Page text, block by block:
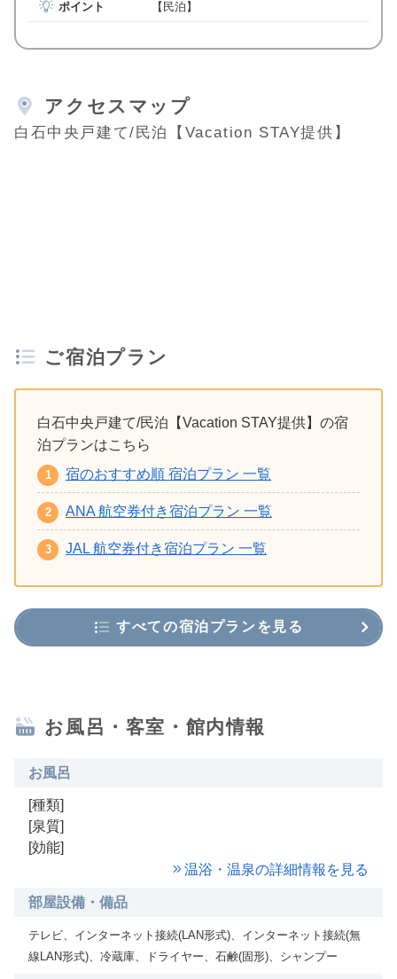
ポイント 【民泊】
アクセスマップ
白石中央戸建て/民泊【Vacation STAY提供】
ご宿泊プラン
白石中央戸建て/民泊【Vacation STAY提供】の宿
泊プランはこちら
宿のおすすめ順 宿泊プラン 一覧
ANA 航空券付き宿泊プラン 一覧
JAL 航空券付き宿泊プラン 一覧
すべての宿泊プランを見る
お風呂・客室・館内情報
お風呂
[種類]
[泉質]
[効能]
温浴・温泉の詳細情報を見る
部屋設備・備品
テレビ、インターネット接続(LAN形式)、インターネット接続(無
線LAN形式)、冷蔵庫、ドライヤー、石鹸(固形)、シャンプー